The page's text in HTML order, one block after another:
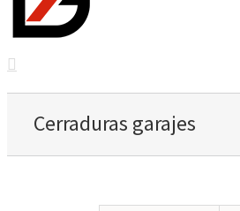
Cerraduras garajes